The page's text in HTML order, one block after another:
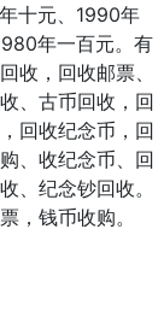
十元、1990年
年一百元。有
收，回收邮票、
、古币回收，回
回收纪念币，回
、收纪念币、回
、纪念钞回收。
，钱币收购。